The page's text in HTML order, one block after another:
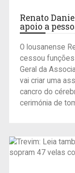
Renato
apoio a
O lousanense
cessou
Geral da
vai criar uma
cancro do
cerimónia de